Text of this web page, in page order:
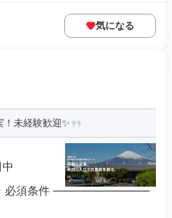
気になる
未経験歓迎✨
必須条件 ────────────